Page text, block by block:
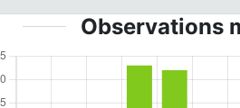
Observations